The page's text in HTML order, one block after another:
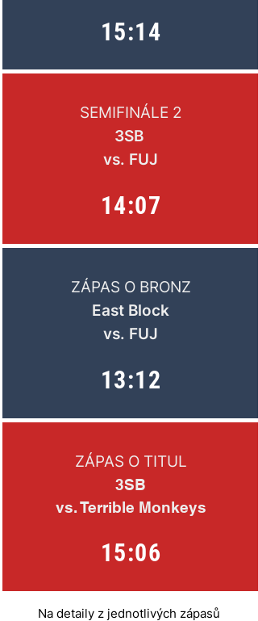
15:14
SEMIFINÁLE 2
3SB
vs. FUJ
14:07
ZÁPAS O BRONZ
East Block
vs. FUJ
13:12
ZÁPAS O TITUL
3SB
vs. Terrible Monkeys
15:06
Na detaily z jednotlivých zápasů